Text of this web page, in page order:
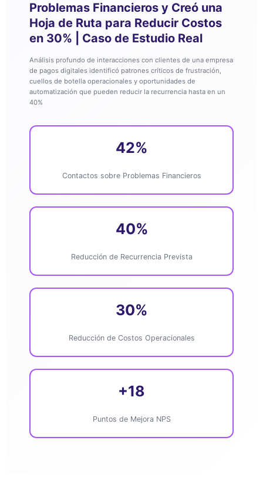
Problemas Financieros y Creó una
Hoja de Ruta para Reducir Costos
en 30% | Caso de Estudio Real
Análisis profundo de interacciones con clientes de una empresa
de pagos digitales identificó patrones críticos de frustración,
cuellos de botella operacionales y oportunidades de
automatización que pueden reducir la recurrencia hasta en un
40%
42%
Contactos sobre Problemas Financieros
40%
Reducción de Recurrencia Prevista
30%
Reducción de Costos Operacionales
+18
Puntos de Mejora NPS